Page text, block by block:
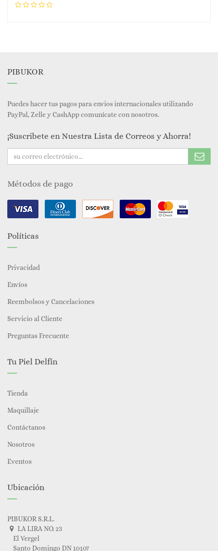
PIBUKOR
Puedes hacer tus pagos para envios internacionales utilizando
PayPal, Zelle y CashApp comunícate con nosotros.
¡Suscribete en Nuestra Lista de Correos y Ahorra!
Métodos de pago
Políticas
Privacidad
Envíos
Reembolsos y Cancelaciones
Servicio al Cliente
Preguntas Frecuente
Tu Piel Delfín
Tienda
Maquillaje
Contáctanos
Nosotros
Eventos
Ubicación
PIBUKOR S.R.L.
LA LIRA NO. 23
El Vergel
Santo Domingo DN 10107